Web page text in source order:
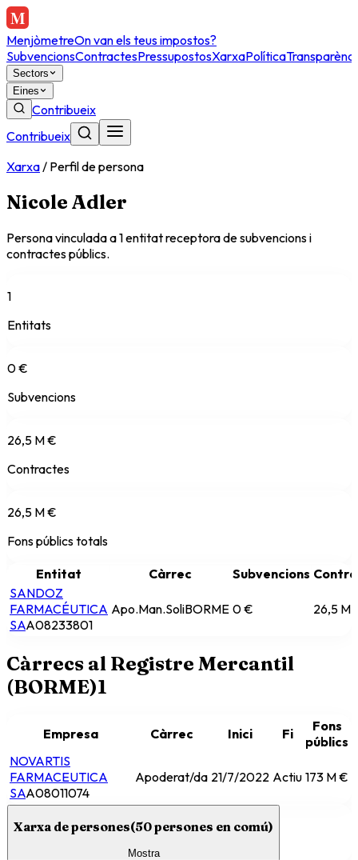
MenjòmetreOn van els teus impostos?
SubvencionsContractesPressupostosXarxaPolítica
Sectors
Eines
Contribueix
Contribueix
Xarxa/ Perfil de persona
Nicole Adler
Persona vinculada a1entitatreceptorade subvencions i
contractes públics.
1
Entitats
0 €
Subvencions
26,5 M €
Contractes
26,5 M €
Fons públics totals
Entitat Càrrec Subvencions
SANDOZ
FARMACÉUTICA
SAA08233801
Apo.Man.SoliBORME 0 € 26,5 M
Càrrecs al Registre Mercantil
(BORME)1
Empresa Càrrec Inici Fi
Fons
públics
NOVARTIS
FARMACEUTICA
SAA08011074
Apoderat/da 21/7/2022 Actiu 173 M €
Xarxa de persones(50persones en comú)
Mostra